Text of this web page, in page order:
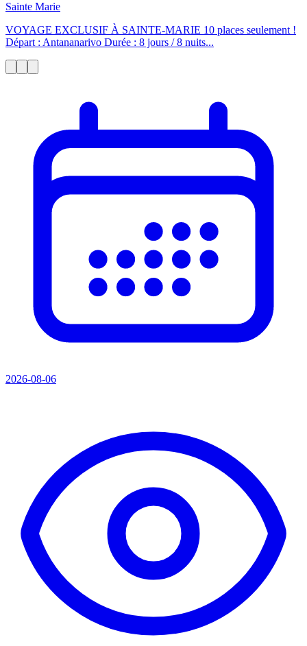
Sainte Marie
VOYAGE EXCLUSIF À SAINTE-MARIE 10 places seulement !
Départ : Antananarivo Durée : 8 jours / 8 nuits...
2026-08-06